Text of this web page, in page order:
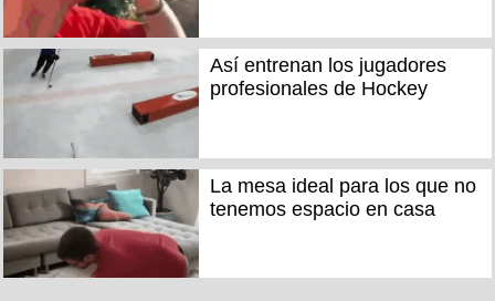
Así entrenan los jugadores
profesionales de Hockey
La mesa ideal para los que no
tenemos espacio en casa